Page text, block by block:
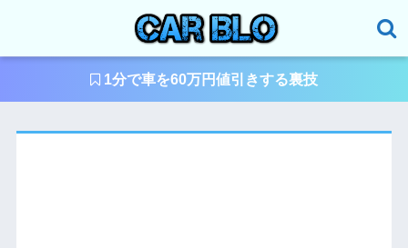
1分で車を60万円値引きする裏技